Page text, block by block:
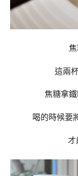
這兩
焦糖拿
喝的時候要
才